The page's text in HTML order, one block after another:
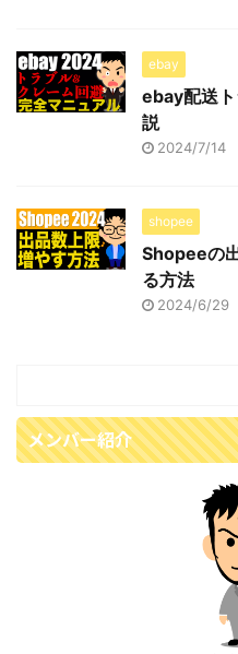
ebay
ebay配送
説
2024/7/14
shopee
Shopeeの
る方法
2024/6/29
メンバー紹介